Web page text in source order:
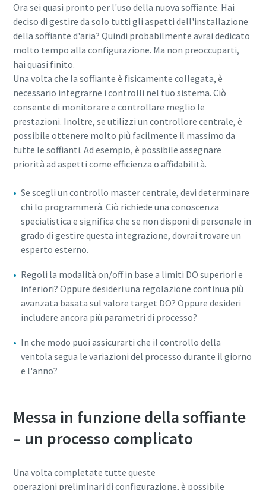
Ora sei quasi pronto per l'uso della nuova soffiante. Hai
deciso di gestire da solo tutti gli aspetti dell'installazione
della soffiante d'aria? Quindi probabilmente avrai dedicato
molto tempo alla configurazione. Ma non preoccuparti,
hai quasi finito.
Una volta che la soffiante è fisicamente collegata, è
necessario integrarne i controlli nel tuo sistema. Ciò
consente di monitorare e controllare meglio le
prestazioni. Inoltre, se utilizzi un controllore centrale, è
possibile ottenere molto più facilmente il massimo da
tutte le soffianti. Ad esempio, è possibile assegnare
priorità ad aspetti come efficienza o affidabilità.
Se scegli un controllo master centrale, devi determinare
chi lo programmerà. Ciò richiede una conoscenza
specialistica e significa che se non disponi di personale in
grado di gestire questa integrazione, dovrai trovare un
esperto esterno.
Regoli la modalità on/off in base a limiti DO superiori e
inferiori? Oppure desideri una regolazione continua più
avanzata basata sul valore target DO? Oppure desideri
includere ancora più parametri di processo?
In che modo puoi assicurarti che il controllo della
ventola segua le variazioni del processo durante il giorno
e l'anno?
Messa in funzione della soffiante
– un processo complicato
Una volta completate tutte queste
operazioni preliminari di configurazione, è possibile